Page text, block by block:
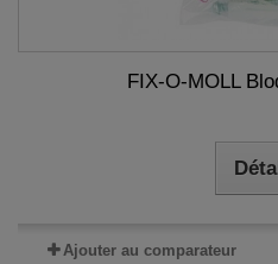
FIX-O-MOLL
Ajouter au comparateur